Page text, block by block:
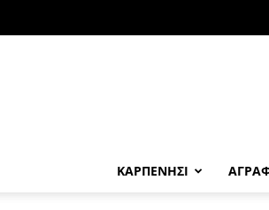
ΚΑΡΠΕΝΗΣΙ